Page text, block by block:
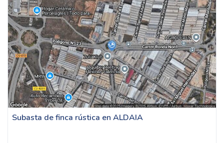
Subasta de finca rústica en ALDAIA